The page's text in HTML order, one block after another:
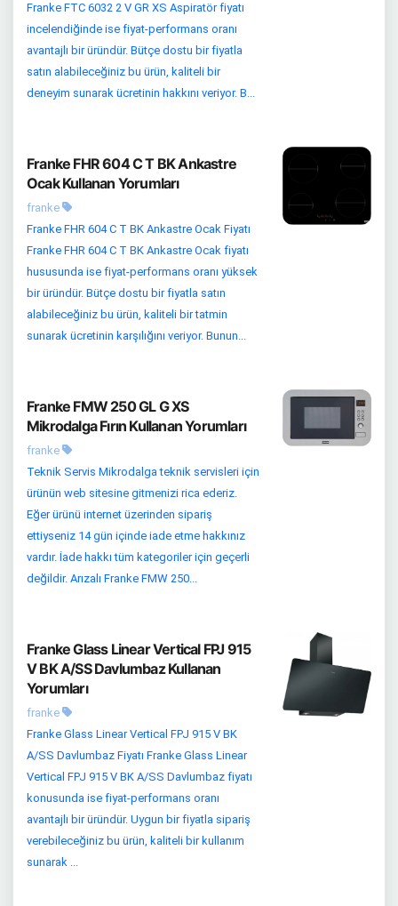
Franke FTC 6032 2 V GR XS Aspiratör fiyatı
incelendiğinde ise fiyat-performans oranı
avantajlı bir üründür. Bütçe dostu bir fiyatla
satın alabileceğiniz bu ürün, kaliteli bir
deneyim sunarak ücretinin hakkını veriyor. B...
Franke FHR 604 C T BK Ankastre
Ocak Kullanan Yorumları
franke
Franke FHR 604 C T BK Ankastre Ocak Fiyatı
Franke FHR 604 C T BK Ankastre Ocak fiyatı
hususunda ise fiyat-performans oranı yüksek
bir üründür. Bütçe dostu bir fiyatla satın
alabileceğiniz bu ürün, kaliteli bir tatmin
sunarak ücretinin karşılığını veriyor. Bunun...
Franke FMW 250 GL G XS
Mikrodalga Fırın Kullanan Yorumları
franke
Teknik Servis Mikrodalga teknik servisleri için
ürünün web sitesine gitmenizi rica ederiz.
Eğer ürünü internet üzerinden sipariş
ettiyseniz 14 gün içinde iade etme hakkınız
vardır. İade hakkı tüm kategoriler için geçerli
değildir. Arızalı Franke FMW 250...
Franke Glass Linear Vertical FPJ 915
V BK A/SS Davlumbaz Kullanan
Yorumları
franke
Franke Glass Linear Vertical FPJ 915 V BK
A/SS Davlumbaz Fiyatı Franke Glass Linear
Vertical FPJ 915 V BK A/SS Davlumbaz fiyatı
konusunda ise fiyat-performans oranı
avantajlı bir üründür. Uygun bir fiyatla sipariş
verebileceğiniz bu ürün, kaliteli bir kullanım
sunarak ...